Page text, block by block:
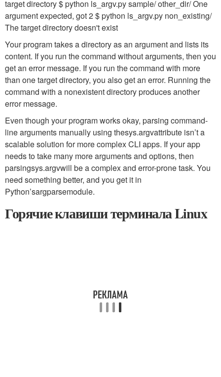
target directory $ python ls_argv.py sample/ other_dir/ One
argument expected, got 2 $ python ls_argv.py non_existing/
The target directory doesn't exist
Your program takes a directory as an argument and lists its
content. If you run the command without arguments, then you
get an error message. If you run the command with more
than one target directory, you also get an error. Running the
command with a nonexistent directory produces another
error message.
Even though your program works okay, parsing command-
line arguments manually using thesys.argvattribute isn’t a
scalable solution for more complex CLI apps. If your app
needs to take many more arguments and options, then
parsingsys.argvwill be a complex and error-prone task. You
need something better, and you get it in
Python’sargparsemodule.
Горячие клавиши терминала Linux